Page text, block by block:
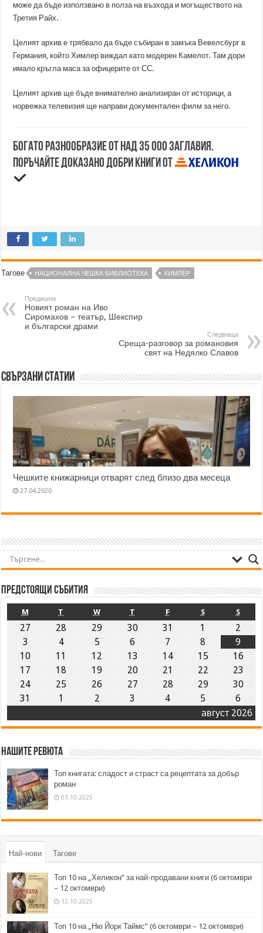
може да бъде използвано в полза на възхода и могъществото на
Третия Райх.
Целият архив е трябвало да бъде събиран в замъка Вевелсбург в
Германия, който Химлер виждал като модерен Камелот. Там дори
имало кръгла маса за офицерите от СС.
Целият архив ще бъде внимателно анализиран от историци, а
норвежка телевизия ще направи документален филм за него.
Богато разнообразие от над 35 000 заглавия.
Поръчайте доказано добри книги от
Тагове НАЦИОНАЛНА ЧЕШКА БИБЛИОТЕКА ХИМЛЕР
Предишна
Новият роман на Иво
Сиромахов – театър, Шекспир
и български драми
Следваща
Среща-разговор за романовия
свят на Недялко Славов
Свързани статии
Чешките книжарници отварят след близо два месеца
27.04.2020
Предстоящи събития
август 2026
M T W T F S S
27 28 29 30 31 1
2
3
4 5 6 7 8
9
10
11 12 13 14 15
16
17
18 19 20 21 22
23
24
25 26 27 28 29
30
31
1 2 3 4 5 6
Нашите ревюта
Топ книгата: сладост и страст са рецептата за добър
роман
03.10.2025
Най-нови Тагове
Топ 10 на „Хеликон” за най-продавани книги (6 октомври
– 12 октомври)
12.10.2025
Топ 10 на „Ню Йорк Таймс” (6 октомври – 12 октомври)